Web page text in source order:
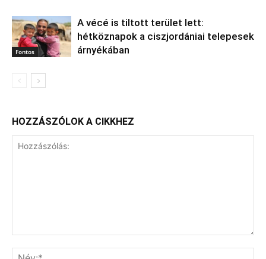
Fontos
A vécé is tiltott terület lett:
hétköznapok a ciszjordániai telepesek
árnyékában
HOZZÁSZÓLOK A CIKKHEZ